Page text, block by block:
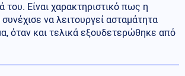
Είναι χαρακτηριστικό πως η
να λειτουργεί ασταμάτητα
όταν και τελικά εξουδετερώθηκε από